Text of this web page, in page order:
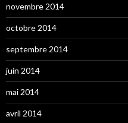
novembre 2014
octobre 2014
septembre 2014
juin 2014
mai 2014
avril 2014